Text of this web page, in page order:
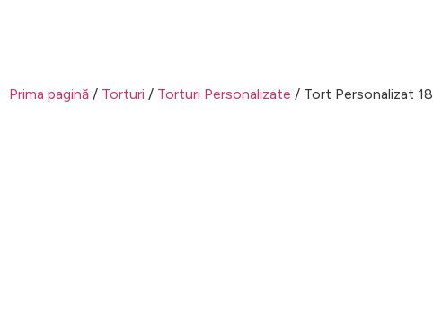
Prima pagină / Torturi / Torturi Personalizate / Tort Personalizat 18